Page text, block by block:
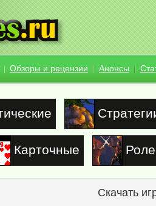
Обзоры и рецензии Анонсы
Карточные
Скачать